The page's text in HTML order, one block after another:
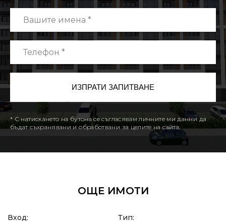
* С натискането на бутона се съгласявам личните ми данни да
бъдат съхранявани и обработвани за целите на сайта.
ОЩЕ ИМОТИ
Вход: Тип: